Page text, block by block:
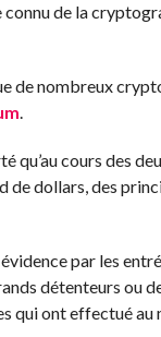
de la
de nombreux
.
qu’au cours des
de dollars, des
par les
détenteurs ou
qui ont effectué au